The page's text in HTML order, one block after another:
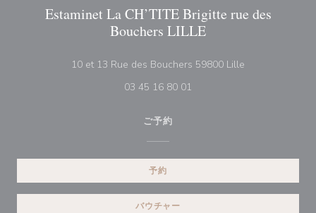
Estaminet La CH’TITE Brigitte rue des
Bouchers LILLE
10 et 13 Rue des Bouchers 59800 Lille
03 45 16 80 01
ご予約
予約
バウチャー